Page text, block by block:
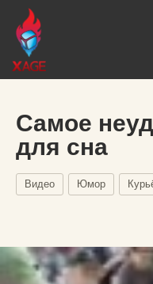
Самое
для сна
Видео Юмор